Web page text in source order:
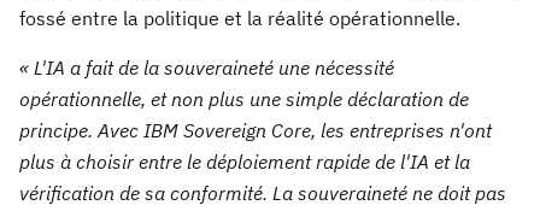
fossé entre la politique et la réalité opérationnelle.
« L'IA a fait de la souveraineté une nécessité
opérationnelle, et non plus une simple déclaration de
principe. Avec IBM Sovereign Core, les entreprises n'ont
plus à choisir entre le déploiement rapide de l'IA et la
vérification de sa conformité. La souveraineté ne doit pas